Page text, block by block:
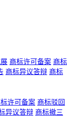
商标许可备案 商标
商标异议答辩 商标
许可备案 商标驳回
异议答辩 商标撤三